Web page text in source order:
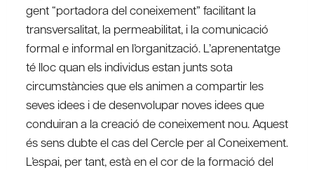
gent “portadora del coneixement” facilitant la
transversalitat, la permeabilitat, i la comunicació
formal e informal en l’organització. L’aprenentatge
té lloc quan els individus estan junts sota
circumstàncies que els animen a compartir les
seves idees i de desenvolupar noves idees que
conduiran a la creació de coneixement nou. Aquest
és sens dubte el cas del Cercle per al Coneixement.
L’espai, per tant, està en el cor de la formació del